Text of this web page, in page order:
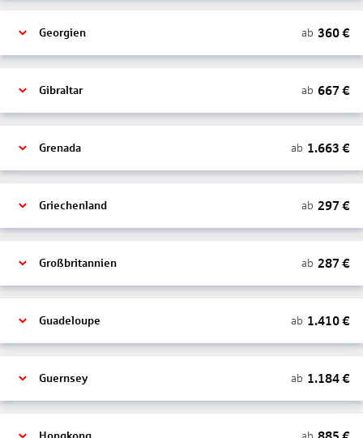
Georgien ab 360€
Gibraltar ab 667 €
Grenada ab 1.663 €
Griechenland ab 297 €
Großbritannien ab 287 €
Guadeloupe ab 1.410€
Guernsey ab 1.184€
ab